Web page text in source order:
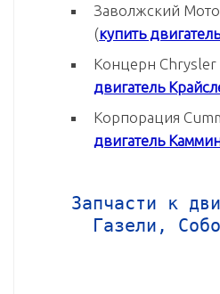
Заволжский
(купить
Концерн Chrysler
двигатель
Корпорация
двигатель
Запчасти к
Газели,